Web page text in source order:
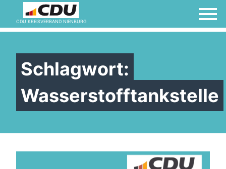
CDU KREISVERBAND NIENBURG
Schlagwort:
Wasserstofftankstelle